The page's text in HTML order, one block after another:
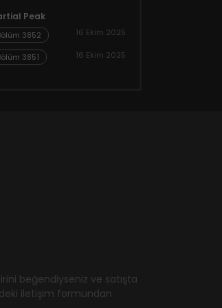
Peak
3852 16 Ekim 2025
3851 16 Ekim 2025
beğendiyseniz ve satışta
iletişim formundan